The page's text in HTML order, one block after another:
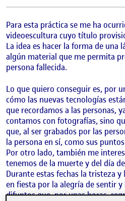
Para esta práctica se me ha
videoescultura cuyo título
La idea es hacer la forma de una
algún material que me permita
persona fallecida.
Lo que quiero conseguir es, por
cómo las nuevas tecnologías
que recordamos a las personas,
contamos con fotografías, sino
que, al ser grabados por las
la persona en sí, como sus
Por otro lado, también me
tenemos de la muerte y del día
Durante estas fechas la tristeza
en fiesta por la alegría de sentir
difuntos que, por unas horas,